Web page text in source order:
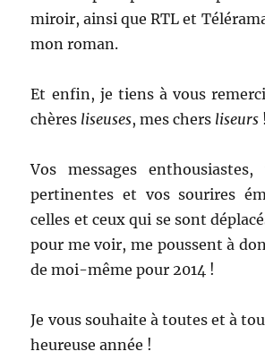
miroir, ainsi que RTL et
mon roman.
Et enfin, je tiens à vous
chères liseuses, mes chers liseurs !
Vos messages
pertinentes et vos sourires
celles et ceux qui se sont
pour me voir, me poussent à
de moi-même pour 2014 !
Je vous souhaite à toutes et à
heureuse année !